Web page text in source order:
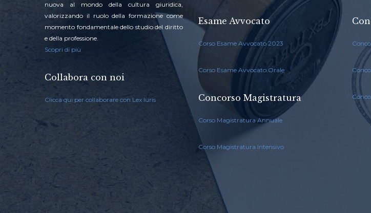
nuova al mondo della cultura giuridica,
valorizzando il ruolo della formazione come
momento fondamentale dello studio del diritto
e della professione.
Scopri di più
Collabora con noi
Clicca qui per collaborare con Lex Iuris
Esame Avvocato
Corso Esame Avvocato 2023
Corso Esame Avvocato Orale
Concorso Magistratura
Corso Magistratura Annuale
Corso Magistratura Intensivo